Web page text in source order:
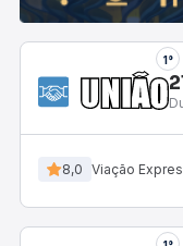
1°
8,0 Viação